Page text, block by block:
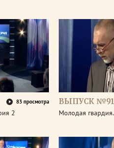
83 просмотра
2
ВЫПУСК №91
Молодая